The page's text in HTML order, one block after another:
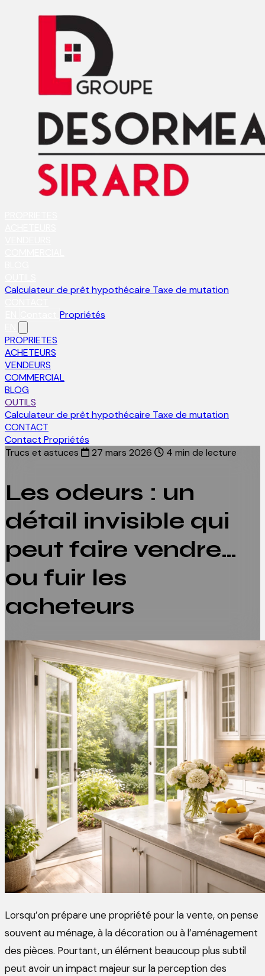
Calculateur de prêt hypothécaire Taxe de mutation
Propriétés
PROPRIETES
ACHETEURS
VENDEURS
COMMERCIAL
BLOG
OUTILS
Calculateur de prêt hypothécaire Taxe de mutation
CONTACT
Contact Propriétés
Trucs et astuces
27 mars 2026 4 min de lecture
Les odeurs : un
détail invisible qui
peut faire vendre…
ou fuir les
acheteurs
Lorsqu’on prépare une propriété pour la vente, on pense
souvent au ménage, à la décoration ou à l’aménagement
des pièces. Pourtant, un élément beaucoup plus subtil
peut avoir un impact majeur sur la perception des